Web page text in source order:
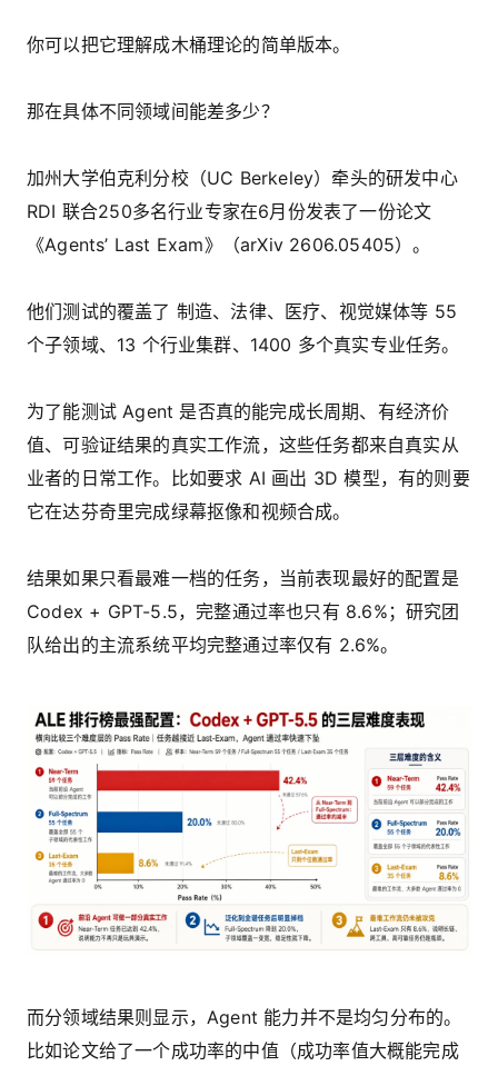
你可以把它理解成木桶理论的简单版本。
那在具体不同领域间能差多少？
加州大学伯克利分校（UC Berkeley）牵头的研发中心
RDI 联合250多名行业专家在6月份发表了一份论文
《Agents’ Last Exam》（arXiv 2606.05405）。
他们测试的覆盖了 制造、法律、医疗、视觉媒体等 55
个子领域、13 个行业集群、1400 多个真实专业任务。
为了能测试 Agent 是否真的能完成长周期、有经济价
值、可验证结果的真实工作流，这些任务都来自真实从
业者的日常工作。比如要求 AI 画出 3D 模型，有的则要
它在达芬奇里完成绿幕抠像和视频合成。
结果如果只看最难一档的任务，当前表现最好的配置是
Codex + GPT-5.5，完整通过率也只有 8.6%；研究团
队给出的主流系统平均完整通过率仅有 2.6%。
而分领域结果则显示，Agent 能力并不是均匀分布的。
比如论文给了一个成功率的中值（成功率值大概能完成